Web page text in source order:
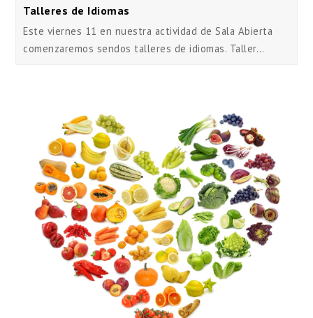
Talleres de Idiomas
Este viernes 11 en nuestra actividad de Sala Abierta
comenzaremos sendos talleres de idiomas. Taller…